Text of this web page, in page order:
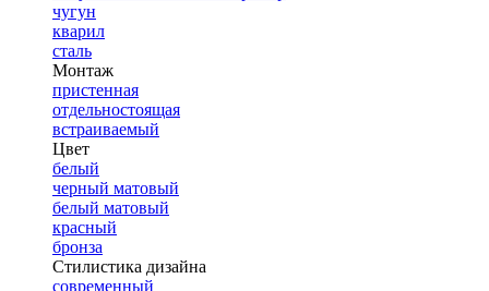
чугун
кварил
сталь
Монтаж
пристенная
отдельностоящая
встраиваемый
Цвет
белый
черный матовый
белый матовый
красный
бронза
Стилистика дизайна
современный